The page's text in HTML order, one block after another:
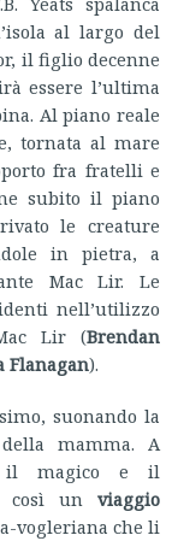
al largo del
il figlio decenne
essere l’ultima
Al piano reale
tornata al mare
fra fratelli e
subito il piano
le creature
in pietra, a
Mac Lir. Le
nell’utilizzo
Lir (Brendan
Flanagan).
suonando la
mamma. A
il magico e il
così un viaggio
vogleriana che li